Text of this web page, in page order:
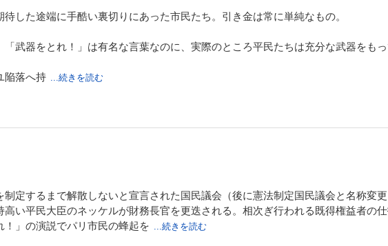
フランス革命16
文化賞特別賞受賞作】公安委員会に加入したロベスピエールは、共和国フランスを幸福に導くに
、徳を実行するためには恐怖が不可欠であるとして、いっそう強力に恐怖政治を推し進めてい
革命広場の断頭台が――。革命は理想郷を実現できるのか。苛烈さを増す、第16巻。
てきた男たちの道は、どこで分かたれてしまったのか。非情なる別れ、慟哭の第17巻。
した途端に手酷い裏切りにあった市民たち。引き金は常に単純なもの。
武器をとれ！」は有名な言葉なのに、実際のところ平民たちは充分な武器をもっ
陥落へ持 ...続きを読む
定するまで解散しないと宣言された国民議会（後に憲法制定国民議会と名称変
い平民大臣のネッケルが財務長官を更迭される。相次ぎ行われる既得権益者の
」の演説でパリ市民の蜂起を ...続きを読む